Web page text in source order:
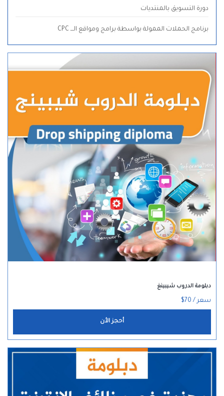
دورة التسويق بالمنتديات
برنامج الحملات الممولة بواسطة برامج ومواقع الـــ CPC
دبلومة الدروب شيبينغ
سعر / 70$
أحجز الأن